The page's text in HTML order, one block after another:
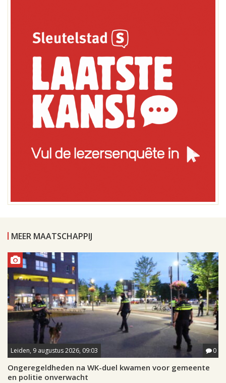
MEER MAATSCHAPPIJ
Leiden, 9 augustus 2026, 09:03 0
Ongeregeldheden na WK-duel kwamen voor gemeente
en politie onverwacht